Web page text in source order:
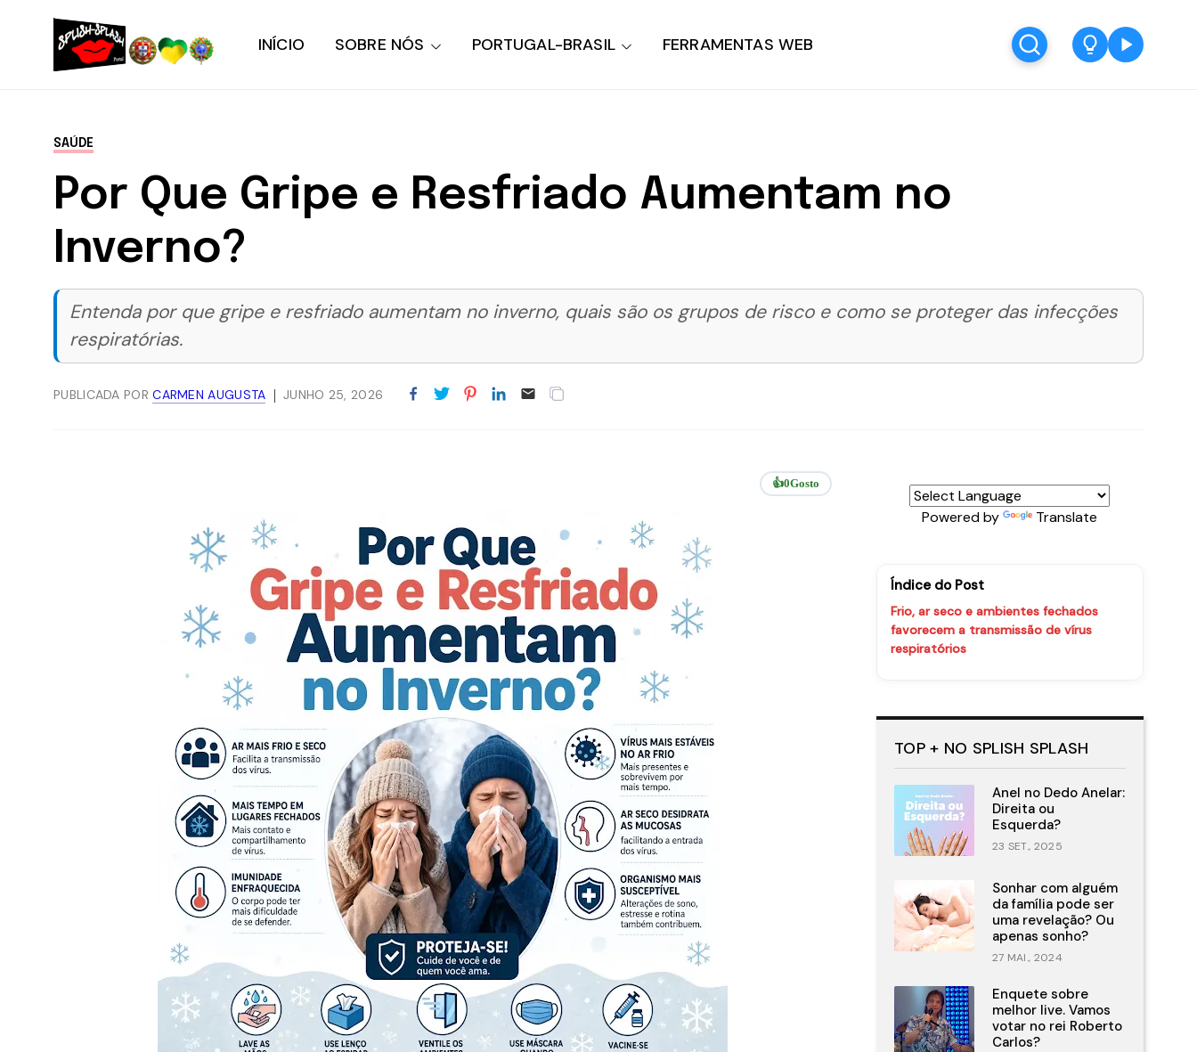
INÍCIO SOBRE NÓS PORTUGAL-BRASIL FERRAMENTAS WEB
SAÚDE
Por Que Gripe e Resfriado Aumentam no
Inverno?
Entenda por que gripe e resfriado aumentam no inverno, quais são os grupos de risco e como se proteger das infecções
respiratórias.
PUBLICADA PORCARMEN AUGUSTA JUNHO 25, 2026
👍0Gosto
Powered by Translate
Índice do Post
Frio, ar seco e ambientes fechados
favorecem a transmissão de vírus
respiratórios
TOP + NO SPLISH SPLASH
Anel no Dedo Anelar:
Direita ou
Esquerda?
23 SET., 2025
Sonhar com alguém
da família pode ser
uma revelação? Ou
apenas sonho?
27 MAI., 2024
Enquete sobre
melhor live. Vamos
votar no rei Roberto
Carlos?